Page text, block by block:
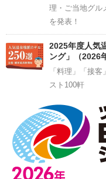
理・ご当地グル
を発表！
2025年度人気
ング」（2026
「料理」「接
スト100軒